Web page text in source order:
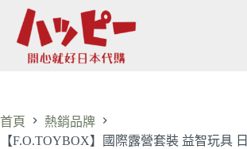
首頁
熱銷品牌
【F.O.TOYBOX】國際露營套裝 益智玩具